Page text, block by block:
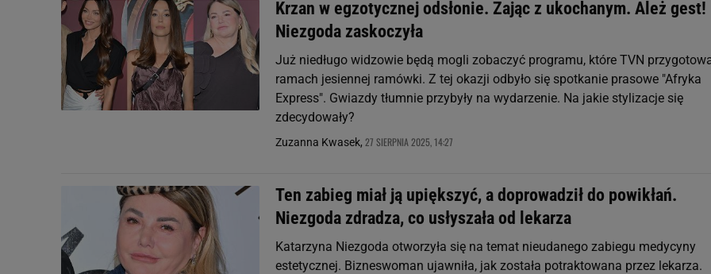
Krzan w egzotycznej odsłonie. Zając z ukochanym. Ależ gest!
Niezgoda zaskoczyła
Już niedługo widzowie będą mogli zobaczyć programu, które TVN
ramach jesiennej ramówki. Z tej okazji odbyło się spotkanie prasowe "Afryka
Express". Gwiazdy tłumnie przybyły na wydarzenie. Na jakie stylizacje się
zdecydowały?
Zuzanna Kwasek, 27 SIERPNIA 2025, 14:27
Ten zabieg miał ją upiększyć, a doprowadził do powikłań.
Niezgoda zdradza, co usłyszała od lekarza
Katarzyna Niezgoda otworzyła się na temat nieudanego zabiegu medycyny
estetycznej. Bizneswoman ujawniła, jak została potraktowana przez lekarza.